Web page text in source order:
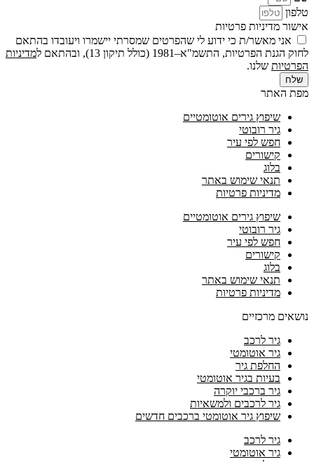
טלפון
אישור מדיניות פרטיות
אני מאשר/ת כי ידוע לי שהפרטים שמסרתי יישמרו ויעובדו בהתאם
לחוק הגנת הפרטיות, התשמ"א–1981 (כולל תיקון 13), ובהתאם ל
מדיניות
הפרטיות שלנו.
שלח
מפת האתר
שיפוץ גירים אוטומטיים
גיר רובוטי
חפש לפי עיר
קישורים
בלוג
תנאי שימוש באתר
מדיניות פרטיות
שיפוץ גירים אוטומטיים
גיר רובוטי
חפש לפי עיר
קישורים
בלוג
תנאי שימוש באתר
מדיניות פרטיות
נושאים מרכזיים
גיר לרכב
גיר אוטומטי
החלפת גיר
בעיות בגיר אוטומטי
גיר ברכבי יוקרה
גיר לרכבים ולמשאיות
שיפוץ גיר אוטומטי ברכבים חדשים
גיר לרכב
גיר אוטומטי